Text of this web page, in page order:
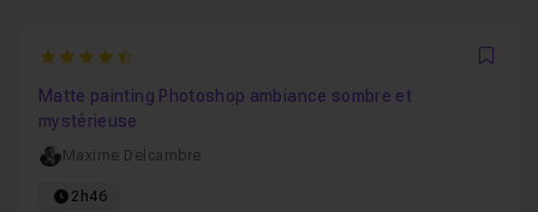
4.5
Matte painting Photoshop ambiance sombre et
mystérieuse
Maxime Delcambre
2h46